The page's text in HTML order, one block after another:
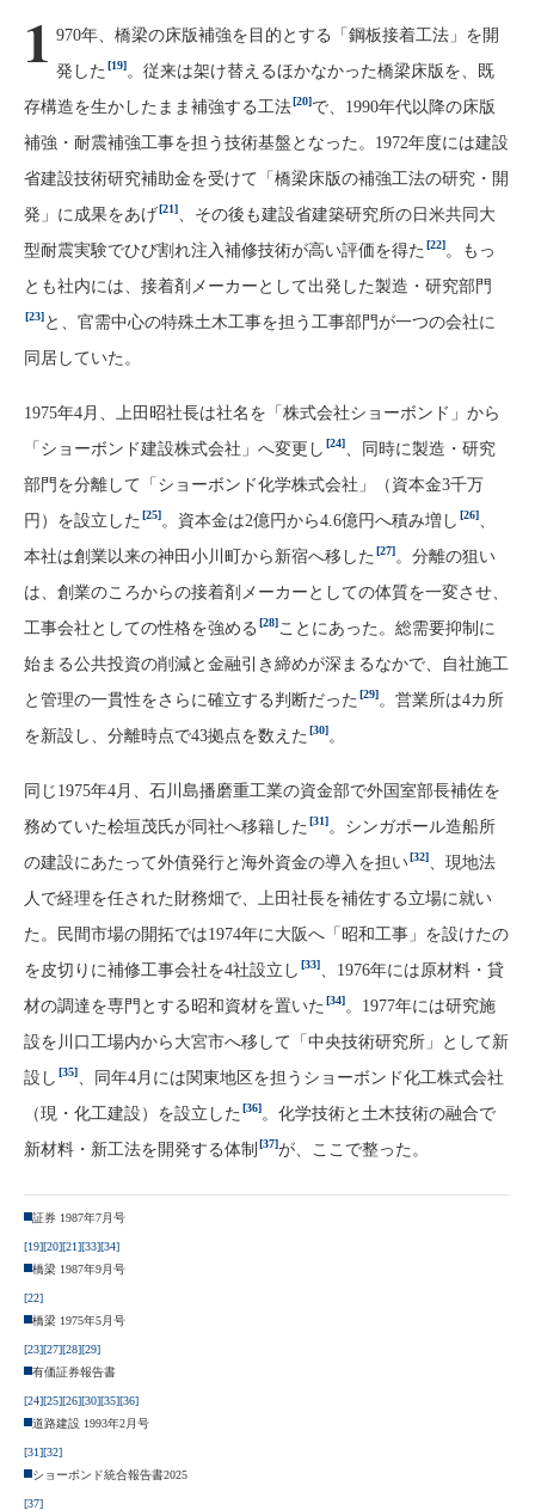
1 970年、橋梁の床版補強を目的とする「鋼板接着工法」を開
発した [19]。従来は架け替えるほかなかった橋梁床版を、既
存構造を生かしたまま補強する工法 [20]で、1990年代以降の床版
補強・耐震補強工事を担う技術基盤となった。1972年度には建設
省建設技術研究補助金を受けて「橋梁床版の補強工法の研究・開
発」に成果をあげ [21]、その後も建設省建築研究所の日米共同大
型耐震実験でひび割れ注入補修技術が高い評価を得た [22]。もっ
とも社内には、接着剤メーカーとして出発した製造・研究部門
[23] と、官需中心の特殊土木工事を担う工事部門が一つの会社に
同居していた。
1975年4月、上田昭社長は社名を「株式会社ショーボンド」から
「ショーボンド建設株式会社」へ変更し [24]、同時に製造・研究
部門を分離して「ショーボンド化学株式会社」（資本金3千万
円）を設立した [25]。資本金は2億円から4.6億円へ積み増し [26]、
本社は創業以来の神田小川町から新宿へ移した [27]。分離の狙い
は、創業のころからの接着剤メーカーとしての体質を一変させ、
工事会社としての性格を強める [28]ことにあった。総需要抑制に
始まる公共投資の削減と金融引き締めが深まるなかで、自社施工
と管理の一貫性をさらに確立する判断だった [29]。営業所は4カ所
を新設し、分離時点で43拠点を数えた [30]。
同じ1975年4月、石川島播磨重工業の資金部で外国室部長補佐を
務めていた桧垣茂氏が同社へ移籍した [31]。シンガポール造船所
の建設にあたって外債発行と海外資金の導入を担い [32]、現地法
人で経理を任された財務畑で、上田社長を補佐する立場に就い
た。民間市場の開拓では1974年に大阪へ「昭和工事」を設けたの
を皮切りに補修工事会社を4社設立し [33]、1976年には原材料・貸
材の調達を専門とする昭和資材を置いた [34]。1977年には研究施
設を川口工場内から大宮市へ移して「中央技術研究所」として新
設し [35]、同年4月には関東地区を担うショーボンド化工株式会社
（現・化工建設）を設立した [36]。化学技術と土木技術の融合で
新材料・新工法を開発する体制 [37]が、ここで整った。
証券 1987年7月号
[19][20][21][33][34]
橋梁 1987年9月号
[22]
橋梁 1975年5月号
[23][27][28][29]
有価証券報告書
[24][25][26][30][35][36]
道路建設 1993年2月号
[31][32]
ショーボンド統合報告書2025
[37]